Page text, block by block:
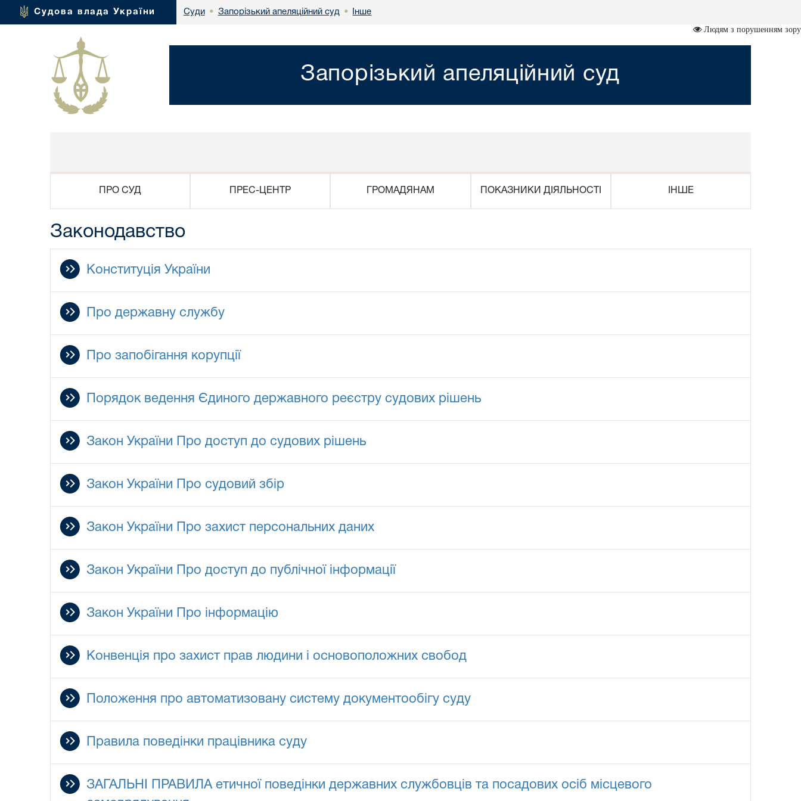
Судова влада України Суди • Запорізький апеляційний суд • Інше
Людям з порушенням зору
Запорізький апеляційний суд
ПРО СУД ПРЕС-ЦЕНТР ГРОМАДЯНАМ ПОКАЗНИКИ ДІЯЛЬНОСТІ ІНШЕ
Законодавство
Конституція України
Про державну службу
Про запобігання корупції
Порядок ведення Єдиного державного реєстру судових рішень
Закон України Про доступ до судових рішень
Закон України Про судовий збір
Закон України Про захист персональних даних
Закон України Про доступ до публічної інформації
Закон України Про інформацію
Конвенція про захист прав людини і основоположних свобод
Положення про автоматизовану систему документообігу суду
Правила поведінки працівника суду
ЗАГАЛЬНІ ПРАВИЛА етичної поведінки державних службовців та посадових осіб місцевого